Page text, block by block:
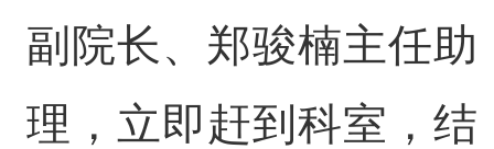
副院长、郑骏楠主任助
理，立即赶到科室，结